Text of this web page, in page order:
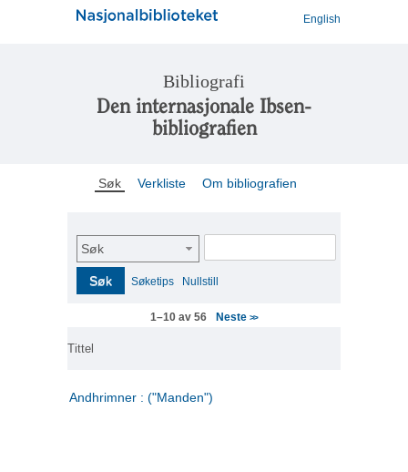
English
Bibliografi
Den internasjonale Ibsen-
bibliografien
Søk Verkliste Om bibliografien
Søk
Søk Søketips Nullstill
1–10 av 56 Neste>>
Tittel
Andhrimner : ("Manden")